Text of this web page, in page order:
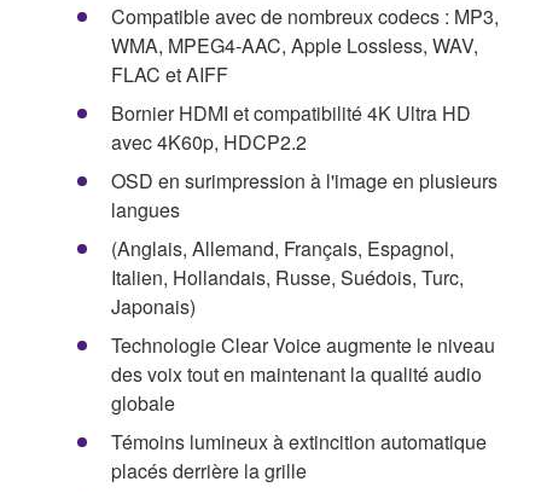
Compatible avec de nombreux codecs : MP3,
WMA, MPEG4-AAC, Apple Lossless, WAV,
FLAC et AIFF
Bornier HDMI et compatibilité 4K Ultra HD
avec 4K60p, HDCP2.2
OSD en surimpression à l'image en plusieurs
langues
(Anglais, Allemand, Français, Espagnol,
Italien, Hollandais, Russe, Suédois, Turc,
Japonais)
Technologie Clear Voice augmente le niveau
des voix tout en maintenant la qualité audio
globale
Témoins lumineux à extincition automatique
placés derrière la grille